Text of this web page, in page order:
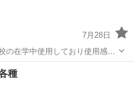
7月28日
の在学中使用しており使用感
、笛、ハーモニカ
種